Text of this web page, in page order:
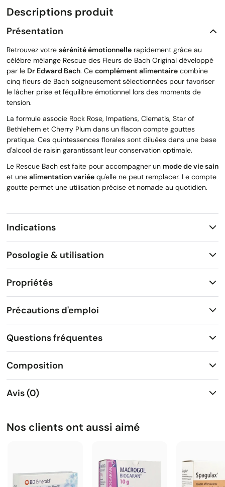
Descriptions produit
Présentation
Retrouvez votre sérénité émotionnelle rapidement grâce au
célèbre mélange Rescue des Fleurs de Bach Original développé
par le Dr Edward Bach. Ce complément alimentaire combine
cinq fleurs de Bach soigneusement sélectionnées pour favoriser
le lâcher prise et l'équilibre émotionnel lors des moments de
tension.
La formule associe Rock Rose, Impatiens, Clematis, Star of
Bethlehem et Cherry Plum dans un flacon compte gouttes
pratique. Ces quintessences florales sont diluées dans une base
d'alcool de raisin garantissant leur conservation optimale.
Le Rescue Bach est faite pour accompagner un mode de vie sain
et une alimentation variée qu'elle ne peut remplacer. Le compte
goutte permet une utilisation précise et nomade au quotidien.
Indications
Posologie & utilisation
Propriétés
Précautions d'emploi
Questions fréquentes
Composition
Avis (0)
Nos clients ont aussi aimé